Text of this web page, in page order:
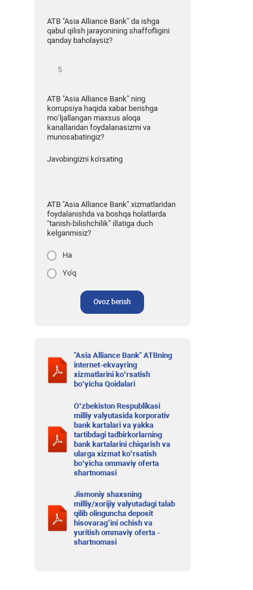
ATB "Asia Alliance Bank" da ishga
qabul qilish jarayonining shaffofligini
qanday baholaysiz?
ATB "Asia Alliance Bank" ning
korrupsiya haqida xabar berishga
mo‘ljallangan maxsus aloqa
kanallaridan foydalanasizmi va
munosabatingiz?
Javobingizni ko'rsating
ATB "Asia Alliance Bank" xizmatlaridan
foydalanishda va boshqa holatlarda
“tanish-bilishchilik” illatiga duch
kelganmisiz?
Ha
Yo'q
Ovoz berish
"Asia Alliance Bank" ATBning
internet-ekvayring
xizmatlarini ko‘rsatish
bo‘yicha Qoidalari
O‘zbekiston Respublikasi
milliy valyutasida korporativ
bank kartalari va yakka
tartibdagi tadbirkorlarning
bank kartalarini chiqarish va
ularga xizmat ko‘rsatish
bo‘yicha ommaviy oferta
shartnomasi
Jismoniy shaxsning
milliy/xorijiy valyutadagi talab
qilib olinguncha deposit
hisovarag’ini ochish va
yuritish ommaviy oferta -
shartnomasi